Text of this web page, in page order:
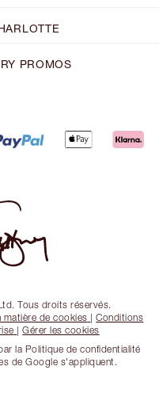
PROMOS
Tous droits réservés.
matière de cookies |Conditions
|Gérer les cookies
la Politique de confidentialité
de Google s'appliquent.